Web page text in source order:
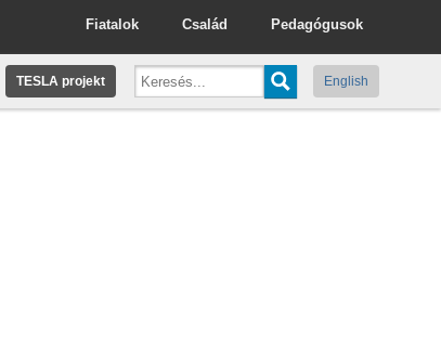
Pedagógusok
Család
Fiatalok
TESLA projekt English